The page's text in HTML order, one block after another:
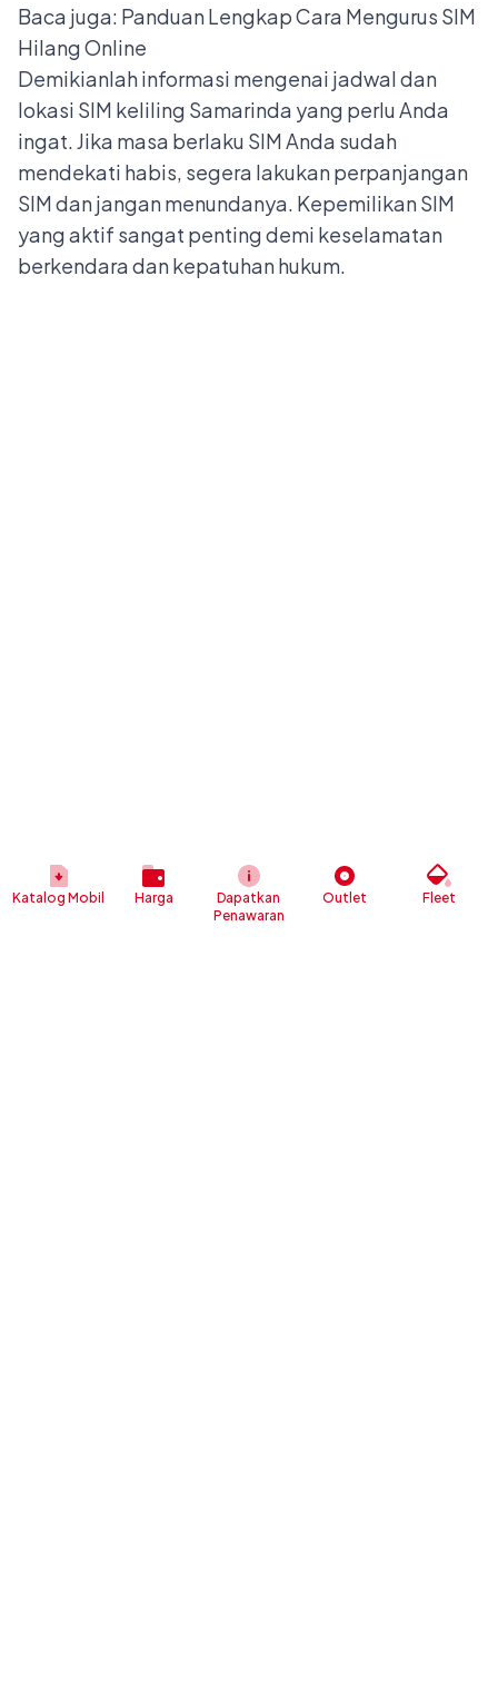
Baca juga: Panduan Lengkap Cara Mengurus SIM
Hilang Online
Demikianlah informasi mengenai jadwal dan
lokasi SIM keliling Samarinda yang perlu Anda
ingat. Jika masa berlaku SIM Anda sudah
mendekati habis, segera lakukan perpanjangan
SIM dan jangan menundanya. KepemilikanSIM
yang aktif sangat penting demi keselamatan
berkendara dan kepatuhan hukum.
Katalog Mobil Harga
Dapatkan
Penawaran
Outlet Fleet